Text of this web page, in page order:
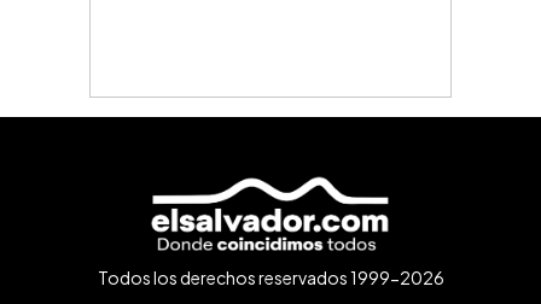
Todos los derechos reservados 1999-2026